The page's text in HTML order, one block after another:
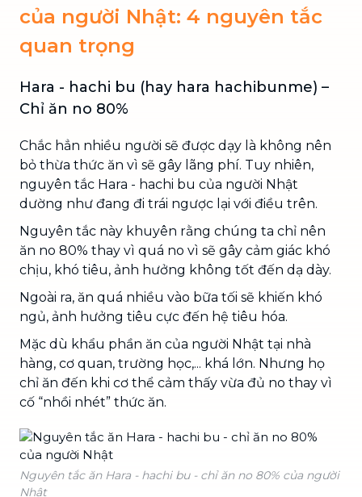
của người Nhật: 4 nguyên tắc
quan trọng
Hara - hachi bu (hay hara hachibunme) –
Chỉ ăn no 80%
Chắc hẳn nhiều người sẽ được dạy là không nên
bỏ thừa thức ăn vì sẽ gây lãng phí. Tuy nhiên,
nguyên tắc Hara - hachi bu của người Nhật
dường như đang đi trái ngược lại với điều trên.
Nguyên tắc này khuyên rằng chúng ta chỉ nên
ăn no 80% thay vì quá no vì sẽ gây cảm giác khó
chịu, khó tiêu, ảnh hưởng không tốt đến dạ dày.
Ngoài ra, ăn quá nhiều vào bữa tối sẽ khiến khó
ngủ, ảnh hưởng tiêu cực đến hệ tiêu hóa.
Mặc dù khẩu phần ăn của người Nhật tại nhà
hàng, cơ quan, trường học,... khá lớn. Nhưng họ
chỉ ăn đến khi cơ thể cảm thấy vừa đủ no thay vì
cố “nhồi nhét” thức ăn.
Nguyên tắc ăn Hara - hachi bu - chỉ ăn no 80% của người
Nhật